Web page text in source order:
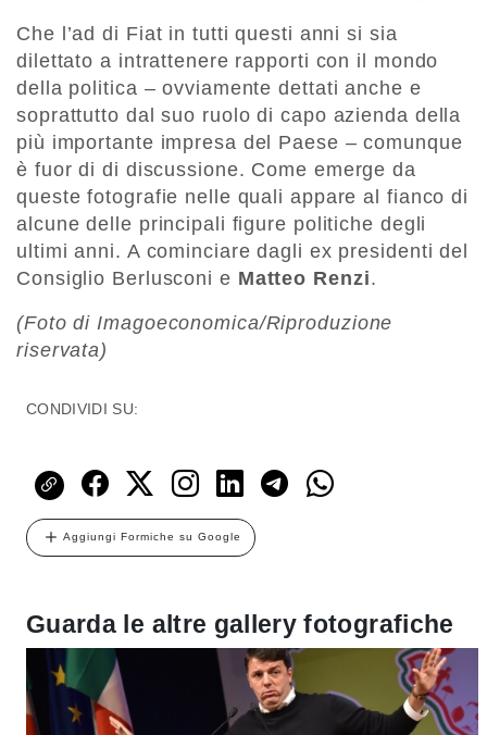
Che l’ad di Fiat in tutti questi anni si sia
dilettato a intrattenere rapporti con il mondo
della politica – ovviamente dettati anche e
soprattutto dal suo ruolo di capo azienda della
più importante impresa del Paese – comunque
è fuor di di discussione. Come emerge da
queste fotografie nelle quali appare al fianco di
alcune delle principali figure politiche degli
ultimi anni. A cominciare dagli ex presidenti del
Consiglio Berlusconi e Matteo Renzi.
(Foto di Imagoeconomica/Riproduzione
riservata)
CONDIVIDI SU:
Aggiungi Formiche su Google
Guarda le altre gallery fotografiche